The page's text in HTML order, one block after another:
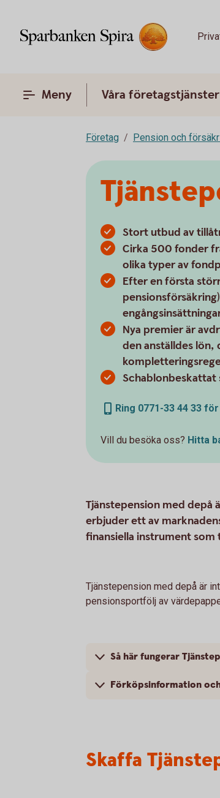
Meny Våra företagstjänster
Företag Pension och
Stort utbud av
Cirka 500 fonder
olika typer av
Efter en första
Nya premier är
den anställdes lön,
Schablonbeskattat
Ring 0771-33 44 33
Vill du besöka oss? Hitta
Tjänstepension med depå
erbjuder ett av
finansiella instrument som
Tjänstepension med depå är
pensionsportfölj av
Så här fungerar
Förköpsinformation och
Skaffa